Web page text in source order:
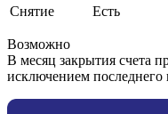
Снятие
Есть
Возможно
В месяц закрытия счета
исключением последнего